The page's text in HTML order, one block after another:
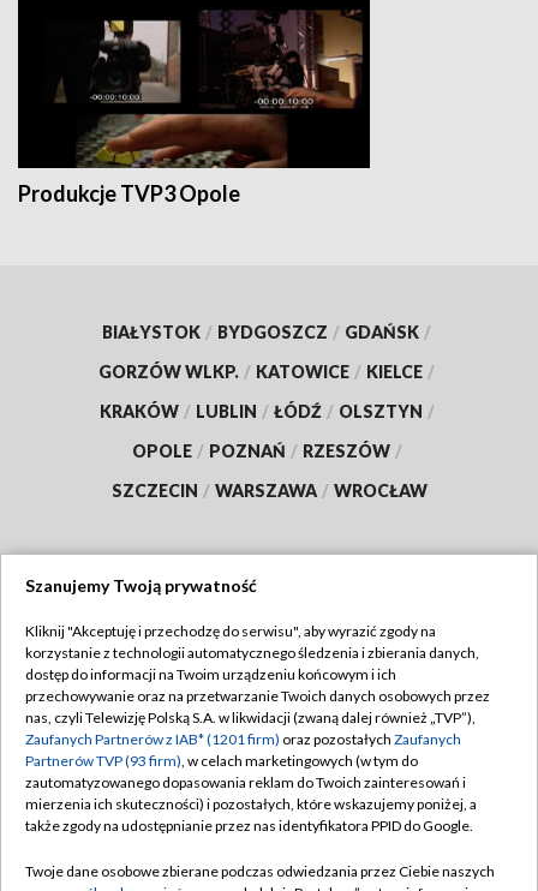
Produkcje TVP3 Opole
BIAŁYSTOK / BYDGOSZCZ / GDAŃSK /
GORZÓW WLKP. / KATOWICE / KIELCE /
KRAKÓW / LUBLIN / ŁÓDŹ / OLSZTYN /
OPOLE / POZNAŃ / RZESZÓW /
SZCZECIN / WARSZAWA / WROCŁAW
TVP
Abonament TVP
Emisja w TVP
Centrum informacji TVP
Naziemna Telewizja Cyfrowa
Regulamin TVP
Polityka prywatności
Moje zgody
Pomoc
Szanujemy Twoją prywatność
Kliknij "Akceptuję i przechodzę do serwisu", aby wyrazić zgody na
korzystanie z technologii automatycznego śledzenia i zbierania danych,
dostęp do informacji na Twoim urządzeniu końcowym i ich
przechowywanie oraz na przetwarzanie Twoich danych osobowych przez
nas, czyli Telewizję Polską S.A. w likwidacji (zwaną dalej również „TVP”),
Zaufanych Partnerów z IAB* (1201 firm) oraz pozostałych Zaufanych
Partnerów TVP (93 firm), w celach marketingowych (w tym do
zautomatyzowanego dopasowania reklam do Twoich zainteresowań i
mierzenia ich skuteczności) i pozostałych, które wskazujemy poniżej, a
także zgody na udostępnianie przez nas identyfikatora PPID do Google.
Twoje dane osobowe zbierane podczas odwiedzania przez Ciebie naszych